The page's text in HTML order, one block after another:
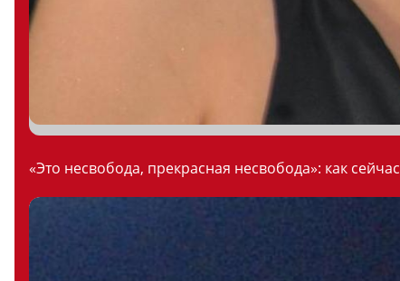
«Это несвобода, прекрасная несвобода»: как